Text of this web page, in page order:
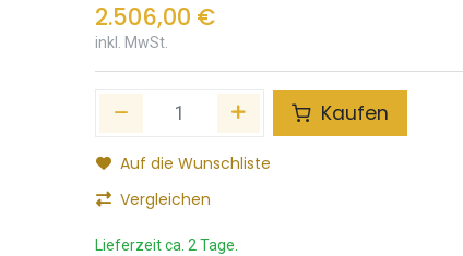
2.506,00 €
inkl. MwSt.
Kaufen
Auf die Wunschliste
Vergleichen
Lieferzeit ca. 2 Tage.